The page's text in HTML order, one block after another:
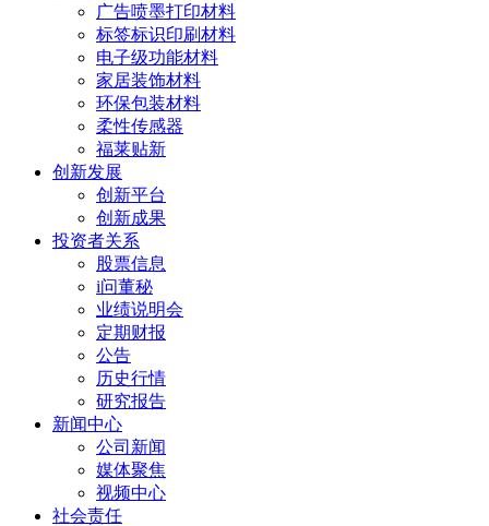
广告喷墨打印材料
标签标识印刷材料
电子级功能材料
家居装饰材料
环保包装材料
柔性传感器
福莱贴新
创新发展
创新平台
创新成果
投资者关系
股票信息
i问董秘
业绩说明会
定期财报
公告
历史行情
研究报告
新闻中心
公司新闻
媒体聚焦
视频中心
社会责任